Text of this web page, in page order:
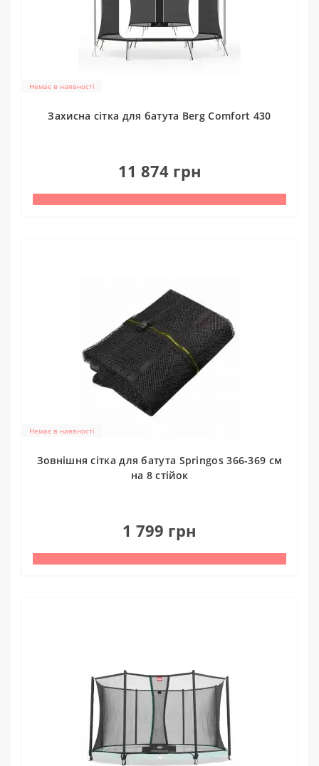
Немає в наявності
Захисна сітка для батута Berg Comfort 430
11 874 грн
Немає в наявності
Зовнішня сітка для батута Springos 366-369 см
на 8 стійок
1 799 грн